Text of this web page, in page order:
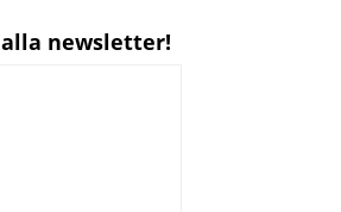
newsletter!